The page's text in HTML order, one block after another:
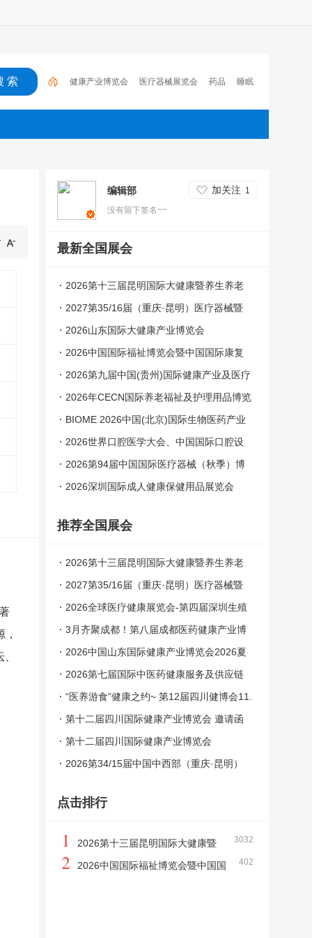
医疗器械展览会 药品 睡眠 医药 肿瘤
药店 医疗器械博览会 2023 全国药品交易会
健康产业博览会
编辑部 加关注 1
没有留下签名~~
最新全国展会
2026第十三届昆明国际大健康暨养生养老
产业博览会
2027第35/16届（重庆·昆明）医疗器械暨
医药康复产业博览会
2026山东国际大健康产业博览会
2026中国国际福祉博览会暨中国国际康复
博览会
2026第九届中国(贵州)国际健康产业及医疗
器械博览会
2026年CECN国际养老福祉及护理用品博览
会
BIOME 2026中国(北京)国际生物医药产业
博览会
2026世界口腔医学大会、中国国际口腔设
备器材博览会
2026第94届中国国际医疗器械（秋季）博
览会
2026深圳国际成人健康保健用品展览会
推荐全国展会
2026第十三届昆明国际大健康暨养生养老
产业博览会
2027第35/16届（重庆·昆明）医疗器械暨
医药康复产业博览会
2026全球医疗健康展览会-第四届深圳生殖
医学健康大会
3月齐聚成都！第八届成都医药健康产业博
览会即将启幕，20+会议抢先看！火热报名
中……
2026中国山东国际健康产业博览会2026夏
季养生大会
2026第七届国际中医药健康服务及供应链
博览会暨中医药高质量发展生态大会
“医养游食”健康之约~ 第12届四川健博会11.
7重磅开启！
第十二届四川国际健康产业博览会 邀请函
第十二届四川国际健康产业博览会
2026第34/15届中国中西部（重庆·昆明）
点击排行
3032
1
2026第十三届昆明国际大健康暨
养生养老产业博览会
402
2
2026中国国际福祉博览会暨中国国